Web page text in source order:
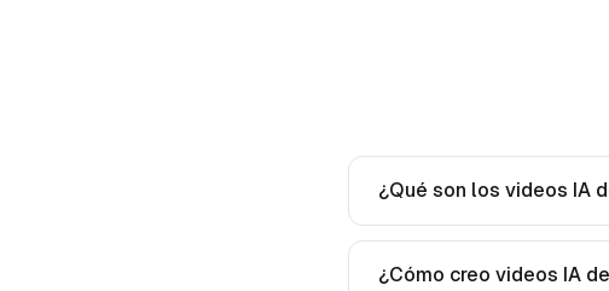
¿Qué son los videos IA
¿Cómo creo videos IA